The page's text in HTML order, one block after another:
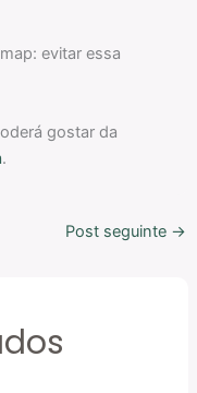
evitar essa
gostar da
.
Post seguinte →